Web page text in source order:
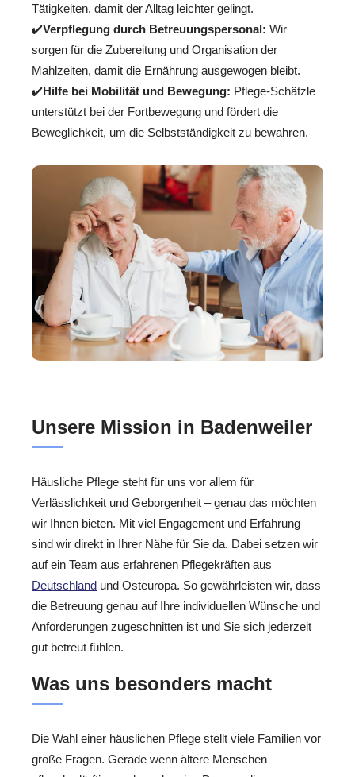
Tätigkeiten, damit der Alltag leichter gelingt.
✔️Verpflegung durch Betreuungspersonal: Wir
sorgen für die Zubereitung und Organisation der
Mahlzeiten, damit die Ernährung ausgewogen bleibt.
✔️Hilfe bei Mobilität und Bewegung: Pflege-Schätzle
unterstützt bei der Fortbewegung und fördert die
Beweglichkeit, um die Selbstständigkeit zu bewahren.
Unsere Mission in Badenweiler
Häusliche Pflege steht für uns vor allem für
Verlässlichkeit und Geborgenheit – genau das möchten
wir Ihnen bieten. Mit viel Engagement und Erfahrung
sind wir direkt in Ihrer Nähe für Sie da. Dabei setzen wir
auf ein Team aus erfahrenen Pflegekräften aus
Deutschland und Osteuropa. So gewährleisten wir, dass
die Betreuung genau auf Ihre individuellen Wünsche und
Anforderungen zugeschnitten ist und Sie sich jederzeit
gut betreut fühlen.
Was uns besonders macht
Die Wahl einer häuslichen Pflege stellt viele Familien vor
große Fragen. Gerade wenn ältere Menschen